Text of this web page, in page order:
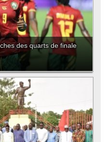
des quarts de finale